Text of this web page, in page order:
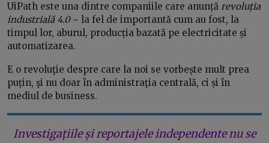
UiPath este una dintre companiile care anunță revoluția
industrială 4.0− la fel de importantă cum au fost, la
timpul lor, aburul, producția bazată pe electricitate și
automatizarea.
E o revoluţie despre care la noi se vorbește mult prea
puțin, şi nu doar în administraţia centrală, ci și în
mediul de business.
Investigațiile și reportajele independente nu se